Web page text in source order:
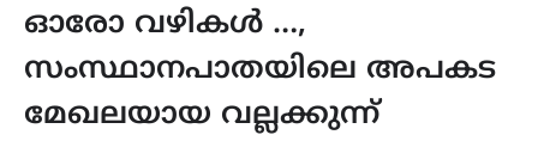
ഓരോ വഴികൾ …,
സംസ്ഥാനപാതയിലെ അപകട
മേഖലയായ വല്ലക്കുന്ന്